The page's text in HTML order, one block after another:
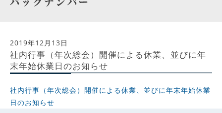
2019年12月13日
社内行事（年次総会）開催による休業、並びに年
末年始休業日のお知らせ
社内行事（年次総会）開催による休業、並びに年末年始休業
日のお知らせ